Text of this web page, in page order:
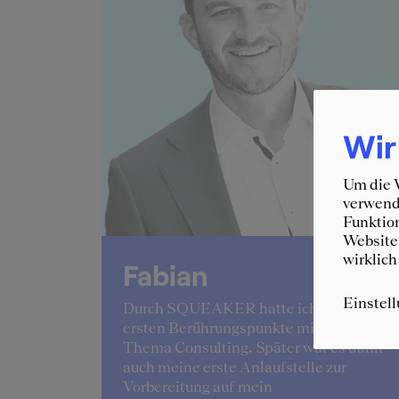
Fabian
Durch SQUEAKER hatte ich meine
ersten Berührungspunkte mit dem
Thema Consulting. Später war es dann
auch meine erste Anlaufstelle zur
Vorbereitung auf mein
Um die
wirklich